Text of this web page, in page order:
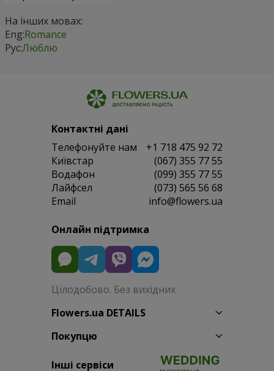
Чому композиції квітів
"Кохаю" — ідеальний
Букет квітів "Кохаю" — щирий дарунок у квітах, який не
потребує приводу. Поєднання фарб вишуканих рослин та
презентом до будь-якого приводу. Він доречний завжди і
говорить про головне без зайвих слів. Букет квітів "Кохаю"
— це натхнення для закоханих, яке залишається у пам’яті
Додаткові подарунки до букетів для
Букет квітів "Кохаю" — легко доповнити приємними
дрібницями.Солодощіабом’які іграшки
теплішим і більш особистим. А ніжні повітряні кульки
перетворюють букет квітів "Кохаю" на справжнє свято
Солодощі та м'які іграшки як
доповнення
Коли хочеться зробити букет квітів "Кохаю" ще теплішим,